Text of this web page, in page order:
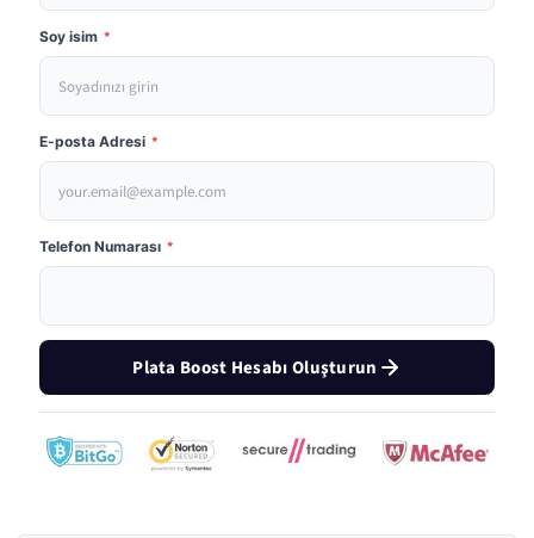
Soy isim *
E-posta Adresi *
Telefon Numarası *
Plata Boost Hesabı Oluşturun